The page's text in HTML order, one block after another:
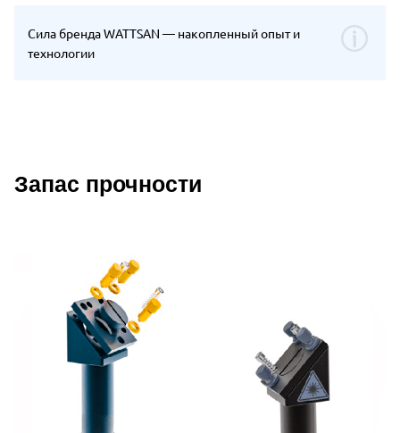
Сила бренда WATTSAN — накопленный опыт и
технологии
Описание преимуществ Wattsan
Запас прочности